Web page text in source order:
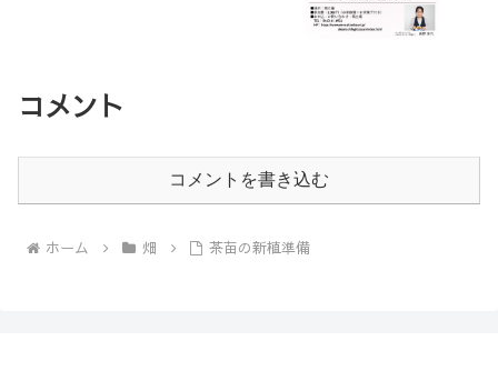
コメント
コメントを書き込む
ホーム 畑 茶苗の新植準備